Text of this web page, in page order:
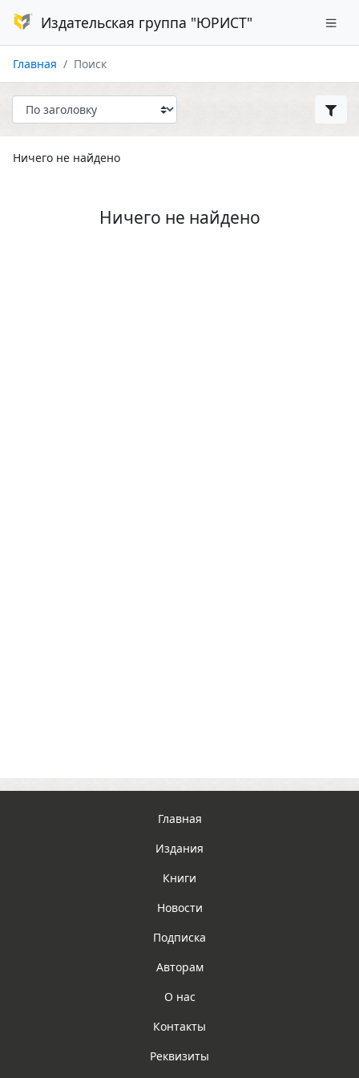
Издательская группа "ЮРИСТ"
Главная Поиск
Ничего не найдено
Ничего не найдено
Главная
Издания
Книги
Новости
Подписка
Авторам
О нас
Контакты
Реквизиты